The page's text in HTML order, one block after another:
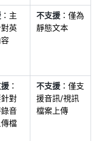
：主
英
不支援 ：僅為
靜態文本
：
對
音
檔
不支援 ：僅支
援音訊/視訊
檔案上傳